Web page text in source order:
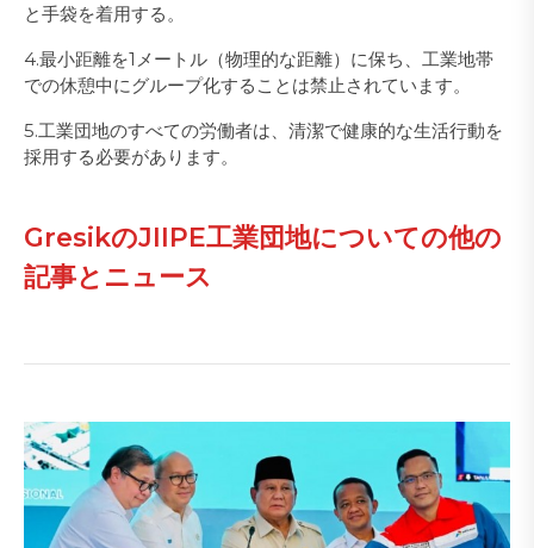
と手袋を着用する。
4.最小距離を1メートル（物理的な距離）に保ち、工業地帯
での休憩中にグループ化することは禁止されています。
5.工業団地のすべての労働者は、清潔で健康的な生活行動を
採用する必要があります。
GresikのJIIPE工業団地についての他の
記事とニュース